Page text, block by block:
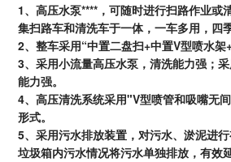
1、高压水泵****，可随时进行扫路作业或
集扫路车和清洗车于一体，一车多用，四
2、整车采用“中置二盘扫+中置V型喷水架
3、采用小流量高压水泵，清洗能力强；
能力强。
4、高压清洗系统采用"V型喷管和吸嘴无
形式。
5、采用污水排放装置，对污水、淤泥进
垃圾箱内污水情况将污水单独排放，有效